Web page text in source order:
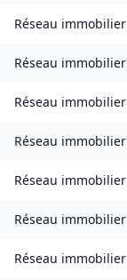
Réseau immobilier
Réseau immobilier
Réseau immobilier
Réseau immobilier
Réseau immobilier
Réseau immobilier
Réseau immobilier